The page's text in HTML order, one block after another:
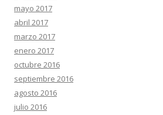
mayo 2017
abril 2017
marzo 2017
enero 2017
octubre 2016
septiembre 2016
agosto 2016
julio 2016